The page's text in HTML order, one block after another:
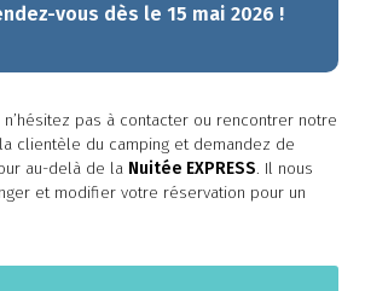
vous dès le 15 mai 2026 !
pas à contacter ou rencontrer notre
clientèle du camping et demandez de
au-delà de la Nuitée EXPRESS. Il nous
et modifier votre réservation pour un